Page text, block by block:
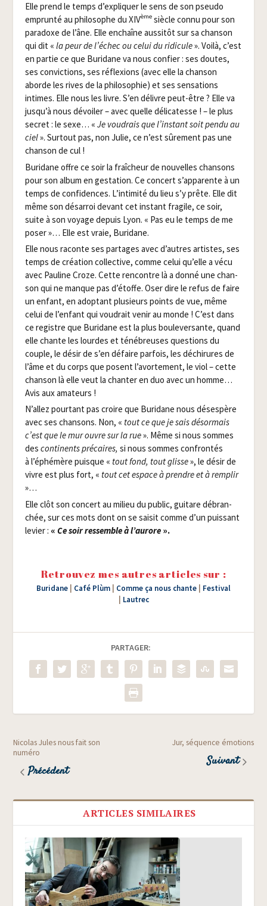
Elle prend le temps d’expliquer le sens de son pseu­do
emprun­té au phi­lo­sophe du XIVème siècle connu pour son
para­doxe de l’âne. Elle enchaîne aus­si­tôt sur sa chan­son
qui dit «la peur de l’échec ou celui du ridi­cule». Voi­là, c’est
en par­tie ce que Buri­dane va nous confier : ses doutes,
ses convic­tions, ses réflexions (avec elle la chan­son
aborde les rives de la phi­lo­so­phie) et ses sen­sa­tions
intimes. Elle nous les livre. S’en délivre peut-être ? Elle va
jusqu’à nous dévoi­ler – avec quelle déli­ca­tesse ! – le plus
secret : le sexe… «Je vou­drais que l’instant soit pen­du au
ciel». Sur­tout pas, non Julie, ce n’est sûre­ment pas une
chan­son de cul !
Buri­dane offre ce soir la fraî­cheur de nou­velles chan­sons
pour son album en ges­ta­tion. Ce concert s’apparente à un
temps de confi­dences. L’intimité du lieu s’y prête. Elle dit
même son désar­roi devant cet ins­tant fra­gile, ce soir,
suite à son voyage depuis Lyon. « Pas eu le temps de me
poser »… Elle est vraie, Buridane.
Elle nous raconte ses par­tages avec d’autres artistes, ses
temps de créa­tion col­lec­tive, comme celui qu’elle a vécu
avec Pau­line Croze. Cette ren­contre là a don­né une chan­
son qui ne manque pas d’étoffe. Oser dire le refus de faire
un enfant, en adop­tant plu­sieurs points de vue, même
celui de l’enfant qui vou­drait venir au monde ! C’est dans
ce registre que Buri­dane est la plus bou­le­ver­sante, quand
elle chante les lourdes et téné­breuses ques­tions du
couple, le désir de s’en défaire par­fois, les déchi­rures de
l’âme et du corps que posent l’avortement, le viol – cette
chan­son là elle veut la chan­ter en duo avec un homme…
Avis aux amateurs !
N’allez pour­tant pas croire que Buri­dane nous déses­père
avec ses chan­sons. Non, « tout ce que je sais désor­mais
c’est que le mur ouvre sur la rue». Même si nous sommes
desconti­nents pré­caires, si nous sommes confron­tés
à l’éphémère puisque « tout fond, tout glisse», le désir de
vivre est plus fort, « tout cet espace à prendre et à rem­plir
»…
Elle clôt son concert au milieu du public, gui­tare débran­
chée, sur ces mots dont on se sai­sit comme d’un puis­sant
levier : «Ce soir res­semble à l’aurore ».
Retrouvez mes autres articles sur :
Buridane Café Plùm Comme ça nous chante
Festival
Lautrec
PARTAGER:
Nicolas Jules nous fait son
numéro
Précédent
Jur, séquence émotions
Suivant
ARTICLES SIMILAIRES